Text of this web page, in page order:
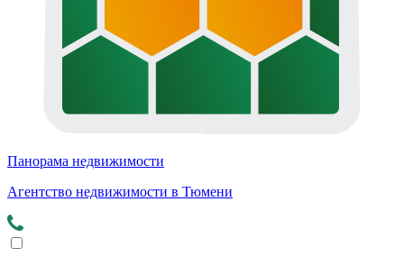
Панорама недвижимости
Агентство недвижимости в Тюмени